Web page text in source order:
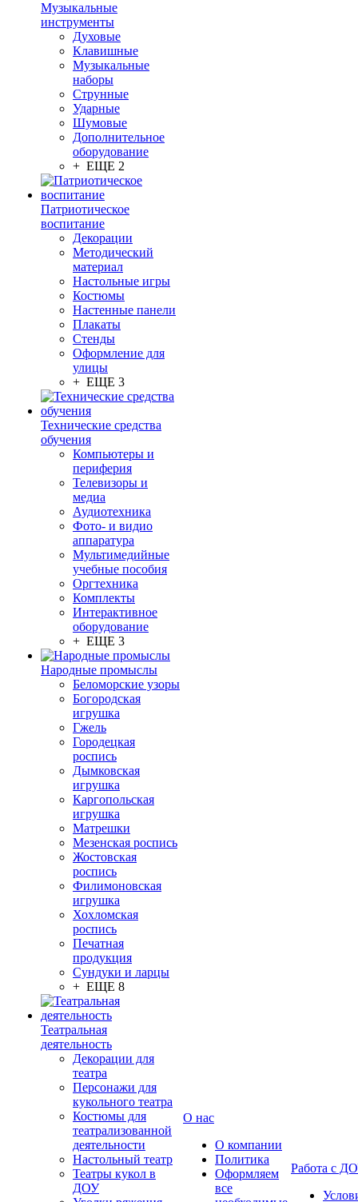
Музыкальные
инструменты
Духовые
Клавишные
Музыкальные
наборы
Струнные
Ударные
Шумовые
Дополнительное
оборудование
+ ЕЩЕ 2
Патриотическое
воспитание
Декорации
Методический
материал
Настольные игры
Костюмы
Настенные панели
Плакаты
Стенды
Оформление для
улицы
+ ЕЩЕ 3
Технические средства
обучения
Компьютеры и
периферия
Телевизоры и
медиа
Аудиотехника
Фото- и видио
аппаратура
Мультимедийные
учебные пособия
Оргтехника
Комплекты
Интерактивное
оборудование
+ ЕЩЕ 3
Народные промыслы
Беломорские узоры
Богородская
игрушка
Гжель
Городецкая
роспись
Дымковская
игрушка
Каргопольская
игрушка
Матрешки
Мезенская роспись
Жостовская
роспись
Филимоновская
игрушка
Хохломская
роспись
Печатная
продукция
Сундуки и ларцы
+ ЕЩЕ 8
Театральная
деятельность
Декорации для
театра
Персонажи для
кукольного театра
Костюмы для
театрализованной
деятельности
Настольный театр
Театры кукол в
ДОУ
О нас
О компании
Политика
Оформляем
все
Работа с